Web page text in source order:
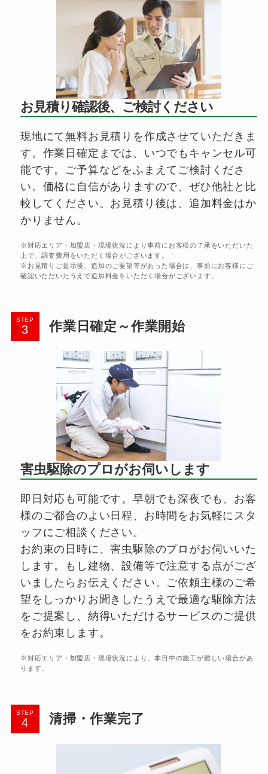
お見積り確認後、ご検討ください
現地にて無料お見積りを作成させていただきま
す。作業日確定までは、いつでもキャンセル可
能です。ご予算などをふまえてご検討くださ
い。価格に自信がありますので、ぜひ他社と比
較してください。お見積り後は、追加料金はか
かりません。
※対応エリア・加盟店・現場状況により事前にお客様の了承をいただいた
上で、調査費用をいただく場合がございます。
※お見積りご提示後、追加のご要望等があった場合は、事前にお客様にご
確認いただいたうえで追加料金をいただく場合がございます。
STEP 作業日確定～作業開始
害虫駆除のプロがお伺いします
即日対応も可能です。早朝でも深夜でも、お客
様のご都合のよい日程、お時間をお気軽にスタ
ッフにご相談ください。
お約束の日時に、害虫駆除のプロがお伺いいた
します。もし建物、設備等で注意する点がござ
いましたらお伝えください。ご依頼主様のご希
望をしっかりお聞きしたうえで最適な駆除方法
をご提案し、納得いただけるサービスのご提供
をお約束します。
※対応エリア・加盟店・現場状況により、本日中の施工が難しい場合があ
ります。
STEP 清掃・作業完了